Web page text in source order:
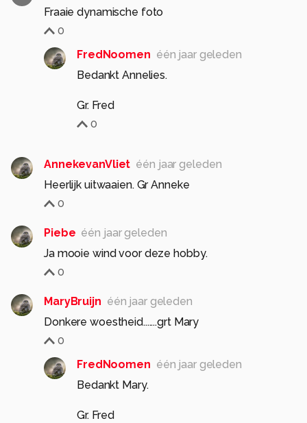
Fraaie dynamische foto
0
FredNoomen één jaar geleden
Bedankt Annelies.
Gr. Fred
0
AnnekevanVliet één jaar geleden
Heerlijk uitwaaien. Gr Anneke
0
Piebe één jaar geleden
Ja mooie wind voor deze hobby.
0
MaryBruijn één jaar geleden
Donkere woestheid.......grt Mary
0
FredNoomen één jaar geleden
Bedankt Mary.
Gr. Fred